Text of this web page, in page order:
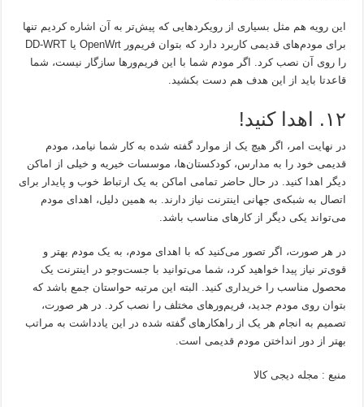
این رویه هم مثل بسیاری از رویکردهایی که پیش‌تر به آن اشاره کردیم تنها
برای مودم‌های قدیمی کاربرد دارد که بتوان فریم‌ور OpenWrt یا DD-WRT
را روی آن نصب کرد. اگر مودم شما با این فریم‌ورها سازگار نیست، شما
قاعدتا باید از این هدف هم دست بکشید.
۱۲. اهدا کنید!
در نهایت امر، اگر هیچ یک از موارد گفته شده به کار شما نیامد، مودم
قدیمی خود را به مدارس، کودکستان‌ها، موسسات خیریه و خیلی از اماکن
دیگر اهدا کنید. در حال حاضر تمامی اماکن به یک ارتباط خوب و پایدار برای
اتصال به شبکه‌ی جهانی اینترنت نیاز دارند. به همین دلیل، اهدای مودم
می‌تواند یکی دیگر از کارهای مناسب باشد.
در هر صورت، اگر تصور می‌کنید که با اهدای مودم، به یک مودم بهتر و
قوی‌تر نیاز پیدا خواهید کرد، شما می‌توانید با جست‌وجو در اینترنت یک
محصول مناسب را خریداری کنید. البته این مرتبه حواستان جمع باشد که
بتوان روی مودم جدید، فریم‌ورهای مختلف را نصب کرد. در هر صورت،
تصمیم به انجام هر یک از راهکارهای گفته شده در این یادداشت به مراتب
بهتر از دور انداختن مودم قدیمی است.
منبع : مجله دیجی کالا